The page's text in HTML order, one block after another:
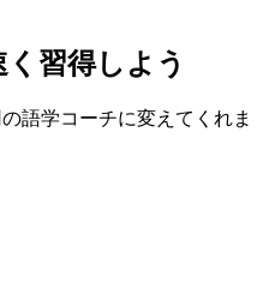
習得しよう
語学コーチに変えてくれま